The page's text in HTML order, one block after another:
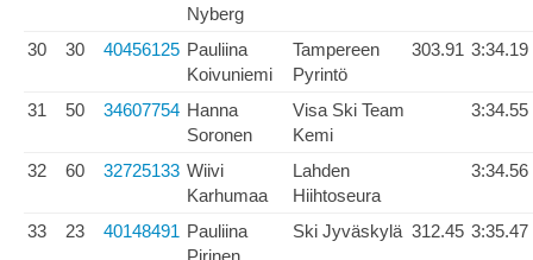
Nyberg
30 30 40456125 Pauliina
Koivuniemi
Tampereen
Pyrintö
303.91 3:34.19
31 50 34607754 Hanna
Soronen
Visa Ski Team
Kemi
3:34.55
32 60 32725133 Wiivi
Karhumaa
Lahden
Hiihtoseura
3:34.56
33 23 40148491 Pauliina
Pirinen
Ski Jyväskylä 312.45 3:35.47